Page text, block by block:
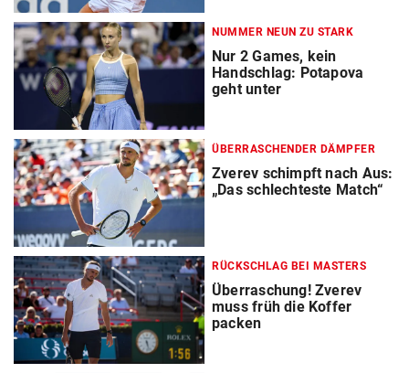
NUMMER NEUN ZU STARK
Nur 2 Games, kein
Handschlag: Potapova
geht unter
ÜBERRASCHENDER DÄMPFER
Zverev schimpft nach Aus:
„Das schlechteste Match“
RÜCKSCHLAG BEI MASTERS
Überraschung! Zverev
muss früh die Koffer
packen